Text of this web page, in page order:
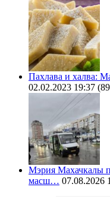
Пахлава и халва:
02.02.2023 19:37
Мэрия Махачкалы
масш… 07.08.2026